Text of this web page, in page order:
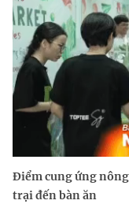
Điểm cung ứng
trại đến bàn ăn